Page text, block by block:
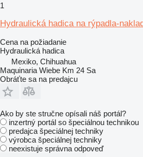
1
Hydraulická hadica na rýpadla-
Cena na požiadanie
Hydraulická hadica
Mexiko, Chihuahua
Maquinaria Wiebe Km 24 Sa
Obráťte sa na predajcu
Ako by ste stručne opísali náš portál?
inzertný portál so špeciálnou technikou
predajca špeciálnej techniky
výrobca špeciálnej techniky
neexistuje správna odpoveď